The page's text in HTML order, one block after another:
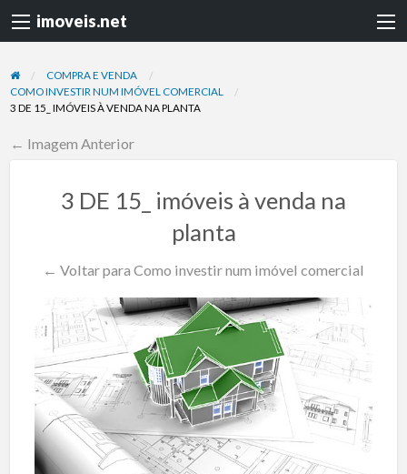
imoveis.net
COMPRA E VENDA
COMO INVESTIR NUM IMÓVEL COMERCIAL
3 DE 15_ IMÓVEIS À VENDA NA PLANTA
← Imagem Anterior
3 DE 15_ imóveis à venda na
planta
← Voltar para Como investir num imóvel comercial